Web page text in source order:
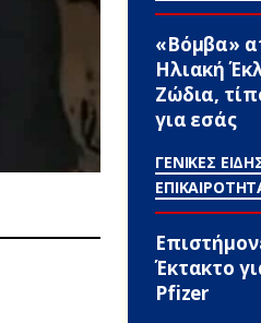
«Βόμβα»
Ηλιακή
Zώδια,
για εσάς
ΓΕΝΙΚΕΣ
Έκτακτο
Pfizer